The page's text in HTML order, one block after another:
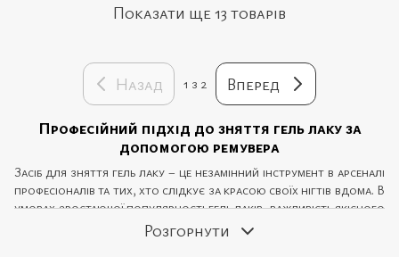
Показати ще 13 товарів
Назад 1 з 2 Вперед
Професійний підхід до зняття гель лаку за
допомогою ремувера
Засіб для зняття гель лаку – це незамінний інструмент в арсеналі
професіоналів та тих, хто слідкує за красою своїх нігтів вдома. В
умовах зростаючої популярності гель лаків, важливість якісного
ремувера не можна недооцінювати. Він допоможе не тільки
Розгорнути